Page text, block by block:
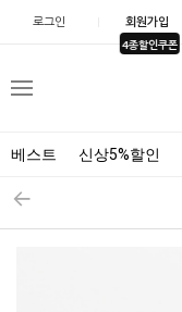
로그인 회원가입
4종할인쿠폰
메
베스트 신상5%할인